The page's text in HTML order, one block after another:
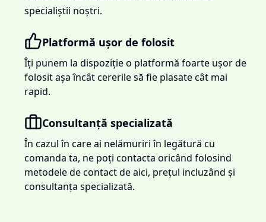
specialiștii noștri.
Platformă ușor de folosit
Îți punem la dispoziție o platformă foarte ușor de
folosit așa încât cererile să fie plasate cât mai
rapid.
Consultanță specializată
În cazul în care ai nelămuriri în legătură cu
comanda ta, ne poți contacta oricând folosind
metodele de contact de aici, prețul incluzând și
consultanța specializată.